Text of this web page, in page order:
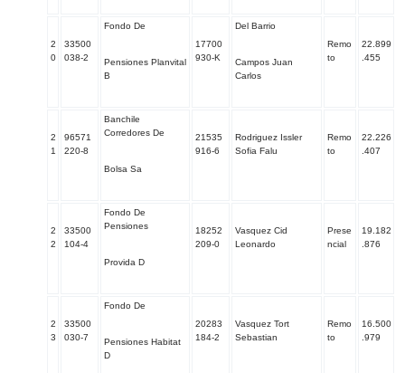
2
0
33500
038-2
Fondo De
Pensiones Planvital
B
17700
930-K
Del Barrio
Campos Juan
Carlos
Remo
to
22.899
.455
2
1
96571
220-8
Banchile
Corredores De
Bolsa Sa
21535
916-6
Rodriguez Issler
Sofia Falu
Remo
to
22.226
.407
2
2
33500
104-4
Fondo De
Pensiones
Provida D
18252
209-0
Vasquez Cid
Leonardo
Prese
ncial
19.182
.876
2
3
33500
030-7
Fondo De
Pensiones Habitat
D
20283
184-2
Vasquez Tort
Sebastian
Remo
to
16.500
.979